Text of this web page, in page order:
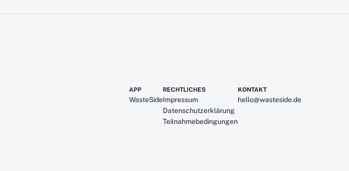
APP
WasteSide
RECHTLICHES
Impressum
Datenschutzerklärung
Teilnahmebedingungen
KONTAKT
hello@wasteside.de